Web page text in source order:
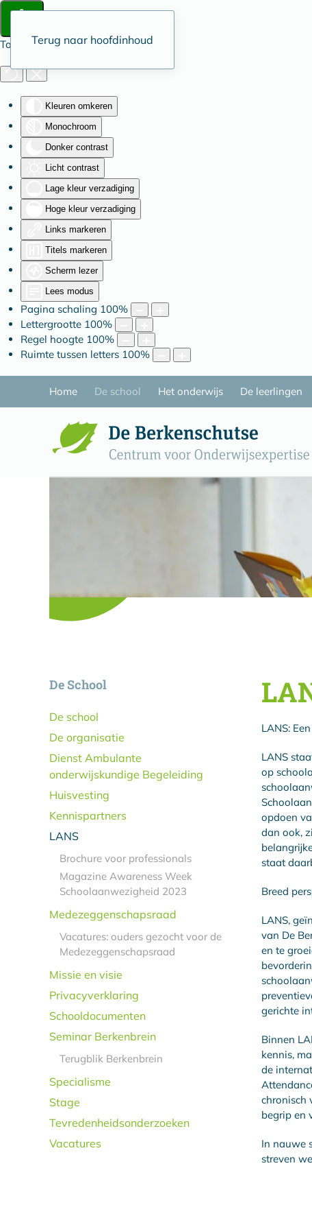
Toegankelijkheid
Kleuren omkeren
Monochroom
Donker contrast
Licht contrast
Lage kleur verzadiging
Hoge kleur verzadiging
Links markeren
Titels markeren
Scherm lezer
Lees modus
Pagina schaling 100%
Lettergrootte 100%
Regel hoogte 100%
Ruimte tussen letters 100%
Terug naar hoofdinhoud
Home De school Het onderwijs De leerlingen
De School
De school
De organisatie
Dienst Ambulante
onderwijskundige Begeleiding
Huisvesting
Kennispartners
LANS
Brochure voor professionals
Magazine Awareness Week
Schoolaanwezigheid 2023
Medezeggenschapsraad
Vacatures: ouders gezocht voor de
Medezeggenschapsraad
Missie en visie
Privacyverklaring
Schooldocumenten
Seminar Berkenbrein
Terugblik Berkenbrein
Specialisme
Stage
Tevredenheidsonderzoeken
Vacatures
LANS:
LANS
op
opdoen
dan ook,
staat
Breed
LANS,
van De
en te
gerichte
Binnen
kennis,
de
chronisch
begrip en
In nauwe
streven